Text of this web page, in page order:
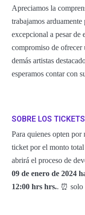
Apreciamos la
trabajamos
excepcional a pesar de
compromiso de
demás artistas
esperamos contar con
SOBRE LOS TICKETS
Para quienes opten
ticket por el monto
abrirá el proceso de
09 de enero de 2024
12:00 hrs hrs.. ⏰ solo